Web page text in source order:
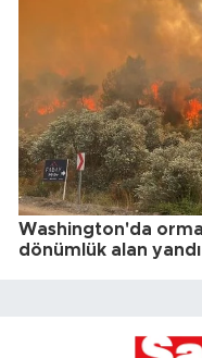
Washington'da
dönümlük alan yandı